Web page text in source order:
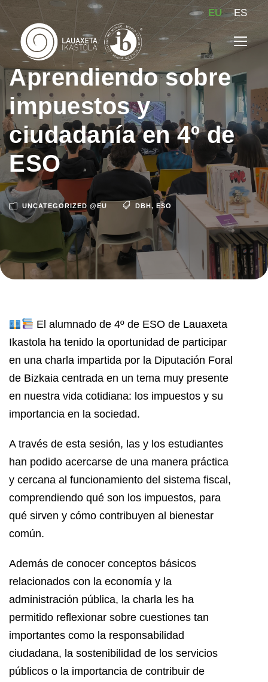
EU ES
Aprendiendo sobre
impuestos y
ciudadanía en 4º de
ESO
UNCATEGORIZED @EU DBH, ESO
El alumnado de 4º de ESO de Lauaxeta
Ikastola ha tenido la oportunidad de participar
en una charla impartida por la Diputación Foral
de Bizkaia centrada en un tema muy presente
en nuestra vida cotidiana: los impuestos y su
importancia en la sociedad.
A través de esta sesión, las y los estudiantes
han podido acercarse de una manera práctica
y cercana al funcionamiento del sistema fiscal,
comprendiendo qué son los impuestos, para
qué sirven y cómo contribuyen al bienestar
común.
Además de conocer conceptos básicos
relacionados con la economía y la
administración pública, la charla les ha
permitido reflexionar sobre cuestiones tan
importantes como la responsabilidad
ciudadana, la sostenibilidad de los servicios
públicos o la importancia de contribuir de